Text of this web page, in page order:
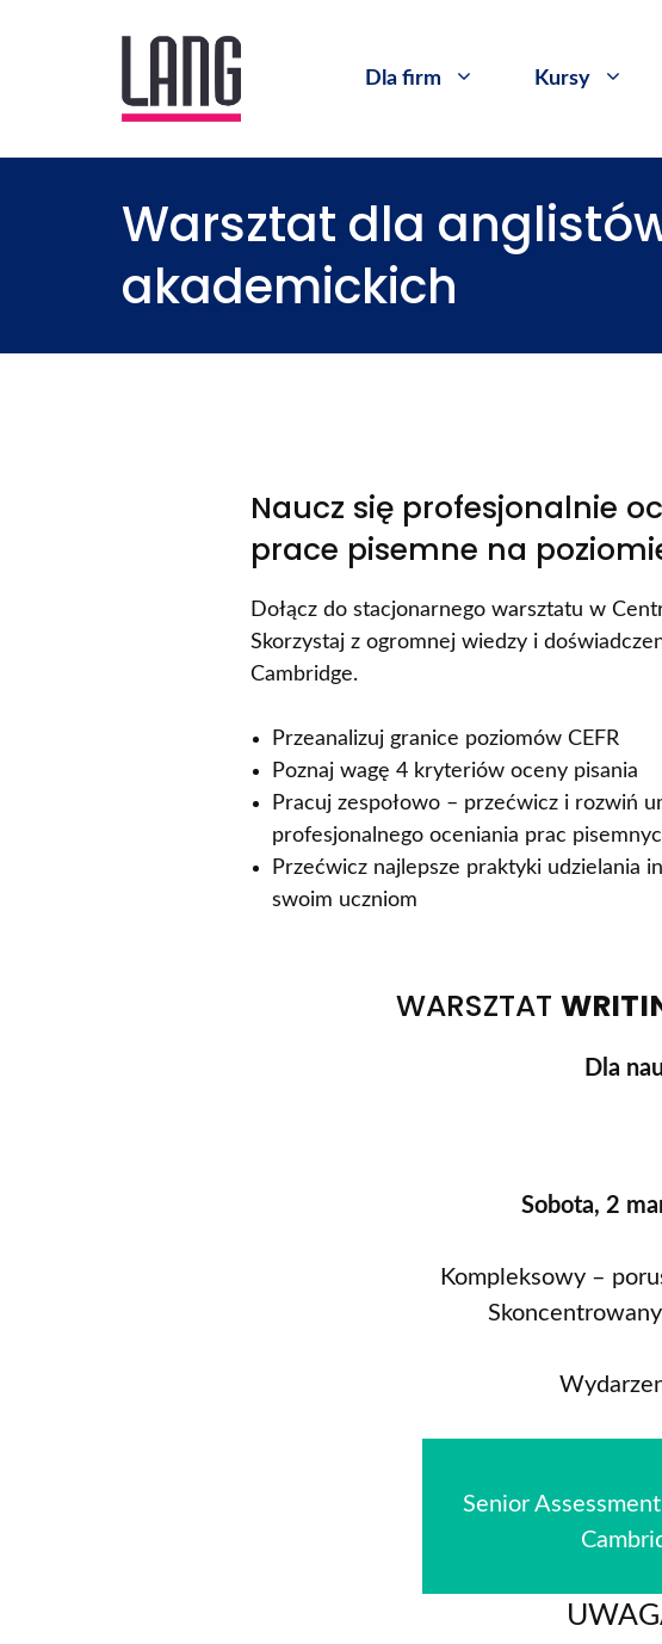
Dla firm Kursy
Warsztat dla
akademickich
Naucz się profesjonalnie
prace pisemne na
Dołącz do stacjonarnego warsztatu w
Skorzystaj z ogromnej wiedzy i
Cambridge.
Przeanalizuj granice poziomów CEFR
Poznaj wagę 4 kryteriów oceny pisania
Pracuj zespołowo – przećwicz i rozwiń
profesjonalnego oceniania prac
Przećwicz najlepsze praktyki udzielania
swoim uczniom
WARSZTAT
Dla
Sobota, 2
Kompleksowy –
Senior